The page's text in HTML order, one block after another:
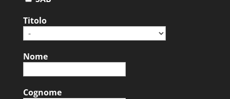
Titolo
Nome
Cognome